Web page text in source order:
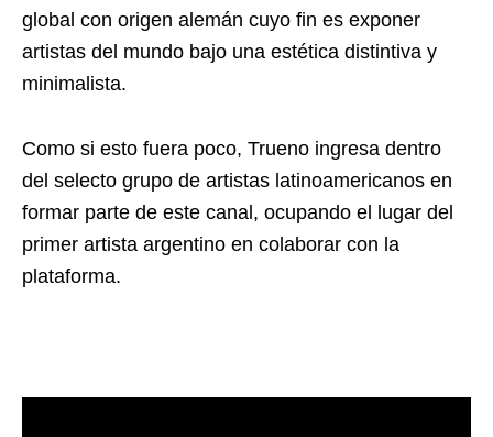
global con origen alemán cuyo fin es exponer
artistas del mundo bajo una estética distintiva y
minimalista.
Como si esto fuera poco, Trueno ingresa dentro
del selecto grupo de artistas latinoamericanos en
formar parte de este canal, ocupando el lugar del
primer artista argentino en colaborar con la
plataforma.